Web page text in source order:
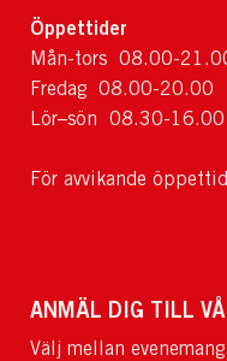
Öppettider
Mån-tors 08.00-
Fredag 08.00-20.00
Lör–sön 08.30-16.00
För avvikande
ANMÄL DIG TILL
Välj mellan